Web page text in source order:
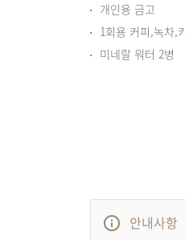
개인용 금고
1회용 커피,녹차,
미네랄 워터 2병
안내사항